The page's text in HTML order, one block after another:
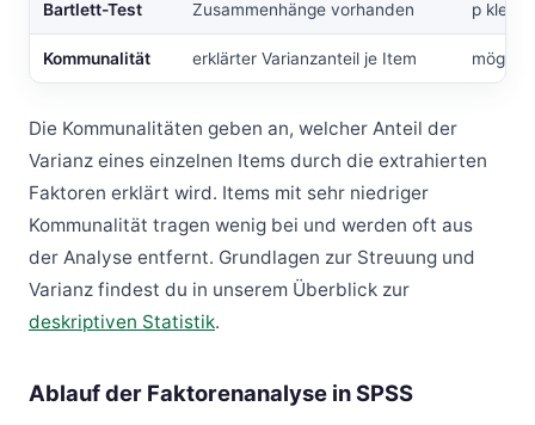
Bartlett-Test Zusammenhänge vorhanden p
Kommunalität erklärter Varianzanteil je Item
Die Kommunalitäten geben an, welcher Anteil der
Varianz eines einzelnen Items durch die extrahierten
Faktoren erklärt wird. Items mit sehr niedriger
Kommunalität tragen wenig bei und werden oft aus
der Analyse entfernt. Grundlagen zur Streuung und
Varianz findest du in unserem Überblick zur
deskriptiven Statistik.
Ablauf der Faktorenanalyse in SPSS